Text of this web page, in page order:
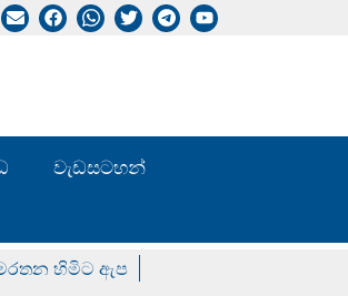
වැඩසටහන්
හිමිට ඇප